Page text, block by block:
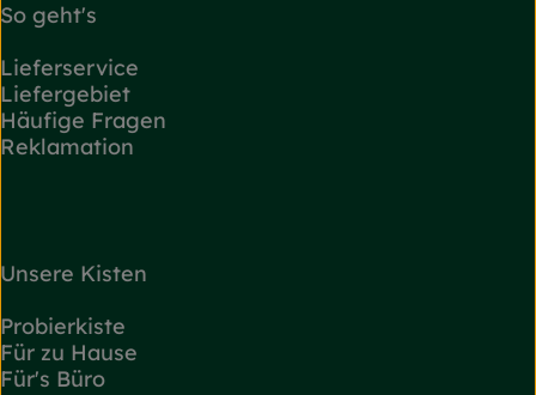
So geht's
Lieferservice
Liefergebiet
Häufige Fragen
Reklamation
Unsere Kisten
Probierkiste
Für zu Hause
Für's Büro